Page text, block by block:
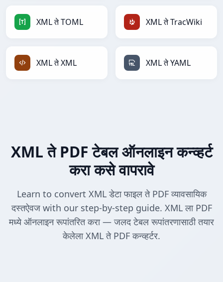
XML ते TOML XML ते TracWiki
XML ते XML XML ते YAML
XML ते PDF टेबल ऑनलाइन कन्व्हर्ट
करा कसे वापरावे
Learn to convert XML डेटा फाइल ते PDF व्यावसायिक
दस्तऐवज with our step-by-step guide. XML ला PDF
मध्ये ऑनलाइन रूपांतरित करा — जलद टेबल रूपांतरणासाठी तयार
केलेला XML ते PDF कन्व्हर्टर.